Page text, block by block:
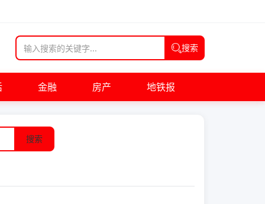
搜索
金融 房产 地铁报
搜索